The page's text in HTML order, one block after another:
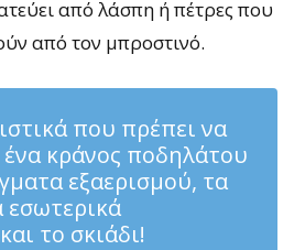
από λάσπη ή πέτρες που
από τον μπροστινό.
που πρέπει να
ένα κράνος ποδηλάτου
εξαερισμού, τα
το σκιάδι!